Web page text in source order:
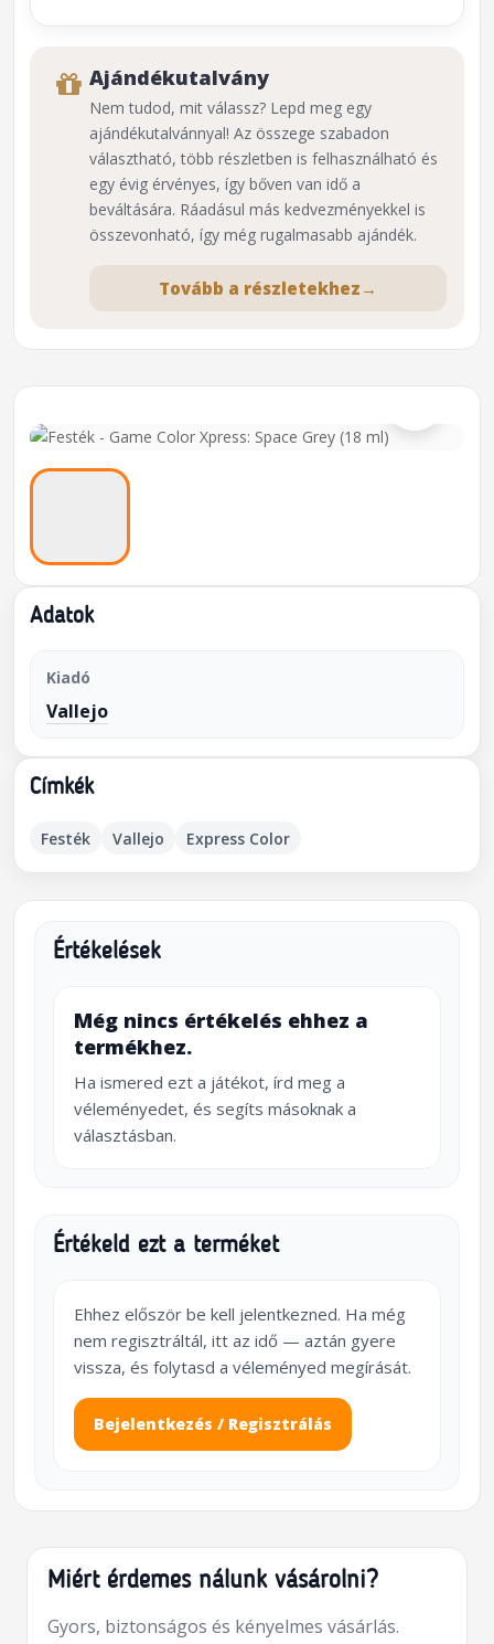
⌕
Adatok
Kiadó
Vallejo
Címkék
Festék Vallejo Express Color
Ajándékutalvány
Nem tudod, mit válassz? Lepd meg egy
ajándékutalvánnyal! Az összege szabadon
választható, több részletben is felhasználható és
egy évig érvényes, így bőven van idő a
beváltására. Ráadásul más kedvezményekkel is
összevonható, így még rugalmasabb ajándék.
Tovább a részletekhez →
Értékelések
Még nincs értékelés ehhez a
termékhez.
Ha ismered ezt a játékot, írd meg a
véleményedet, és segíts másoknak a
választásban.
Értékeld ezt a terméket
Ehhez először be kell jelentkezned. Ha még
nem regisztráltál, itt az idő — aztán gyere
vissza, és folytasd a véleményed megírását.
Bejelentkezés / Regisztrálás
Miért érdemes nálunk vásárolni?
Gyors, biztonságos és kényelmes vásárlás.